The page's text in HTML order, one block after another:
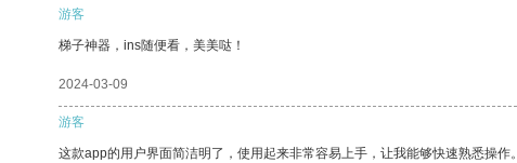
游客
梯子神器，ins随便看，美美哒！
2024-03-09
游客
这款app的用户界面简洁明了，使用起来非常容易上手，让我能够快速熟悉操作。